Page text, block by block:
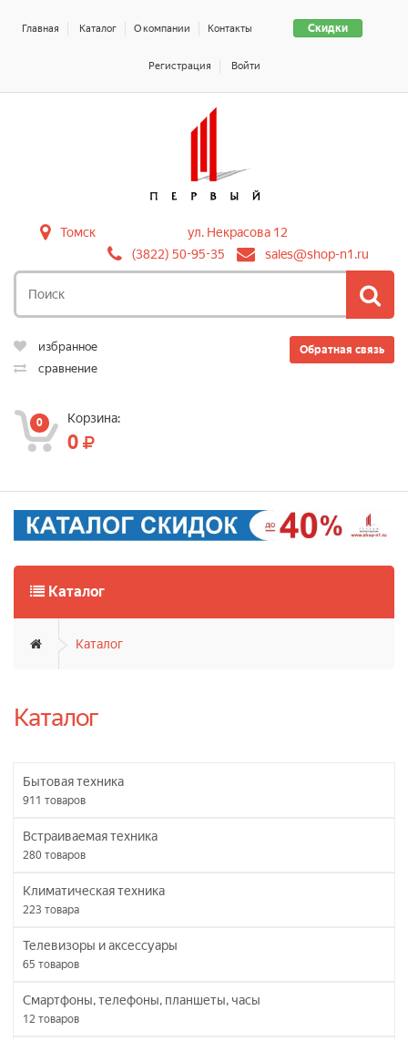
Скидки
Главная Каталог О компании Контакты
Регистрация Войти
Томск
ул. Некрасова 12
(3822) 50-95-35
sales@shop-n1.ru
Обратная связь
избранное
сравнение
0 Корзина:
0
Каталог
Каталог
Каталог
Бытовая техника
911 товаров
Встраиваемая техника
280 товаров
Климатическая техника
223 товара
Телевизоры и аксессуары
65 товаров
Смартфоны, телефоны, планшеты, часы
12 товаров